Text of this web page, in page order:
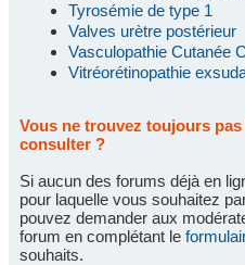
Tyrosémie de type 1
Valves urètre postérieur
Vasculopathie Cutanée
Vitréorétinopathie
Vous ne trouvez toujours
consulter ?
Si aucun des forums déjà en
pour laquelle vous souhaitez
pouvez demander aux
forum en complétant le
souhaits.